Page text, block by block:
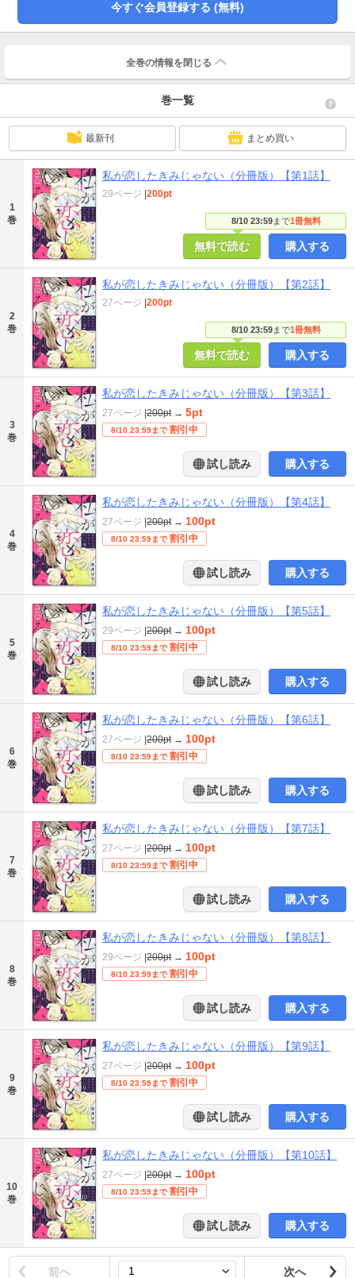
今すぐ会員登録する (無料)
全巻の情報を 閉じる
巻一覧
最新刊 まとめ買い
1
巻
私が恋したきみじゃない（分冊版）【第1話】
8/10 23:59まで1冊無料
29ページ 200pt
無料で読む 購入する
2
巻
私が恋したきみじゃない（分冊版）【第2話】
8/10 23:59まで1冊無料
27ページ 200pt
無料で読む 購入する
3
巻
私が恋したきみじゃない（分冊版）【第3話】
27ページ 200pt → 5pt
8/10 23:59まで 割引中
試し読み 購入する
4
巻
私が恋したきみじゃない（分冊版）【第4話】
27ページ 200pt → 100pt
8/10 23:59まで 割引中
試し読み 購入する
5
巻
私が恋したきみじゃない（分冊版）【第5話】
29ページ 200pt → 100pt
8/10 23:59まで 割引中
試し読み 購入する
6
巻
私が恋したきみじゃない（分冊版）【第6話】
27ページ 200pt → 100pt
8/10 23:59まで 割引中
試し読み 購入する
7
巻
私が恋したきみじゃない（分冊版）【第7話】
27ページ 200pt → 100pt
8/10 23:59まで 割引中
試し読み 購入する
8
巻
私が恋したきみじゃない（分冊版）【第8話】
29ページ 200pt → 100pt
8/10 23:59まで 割引中
試し読み 購入する
9
巻
私が恋したきみじゃない（分冊版）【第9話】
27ページ 200pt → 100pt
8/10 23:59まで 割引中
試し読み 購入する
10
巻
私が恋したきみじゃない（分冊版）【第10話】
27ページ 200pt → 100pt
8/10 23:59まで 割引中
試し読み 購入する
前へ 次へ